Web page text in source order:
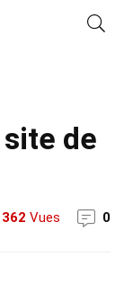
de
362 Vues 0